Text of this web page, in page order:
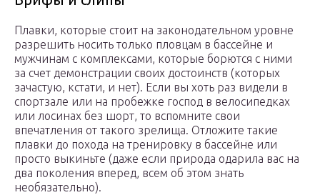
Плавки, которые стоит на законодательном уровне
разрешить носить только пловцам в бассейне и
мужчинам с комплексами, которые борются с ними
за счет демонстрации своих достоинств (которых
зачастую, кстати, и нет). Если вы хоть раз видели в
спортзале или на пробежке господ в велосипедках
или лосинах без шорт, то вспомните свои
впечатления от такого зрелища. Отложите такие
плавки до похода на тренировку в бассейне или
просто выкиньте (даже если природа одарила вас на
два поколения вперед, всем об этом знать
необязательно).